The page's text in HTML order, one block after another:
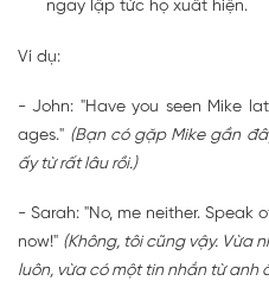
ngay lập tức họ xuất hiện.
Ví dụ:
- John: "Have you seen Mike
ages." (Bạn có gặp Mike gần
ấy từ rất lâu rồi.)
- Sarah: "No, me neither.Speak
now!" (Không, tôi cũng vậy. Vừa
luôn, vừa có một tin nhắn từ anh